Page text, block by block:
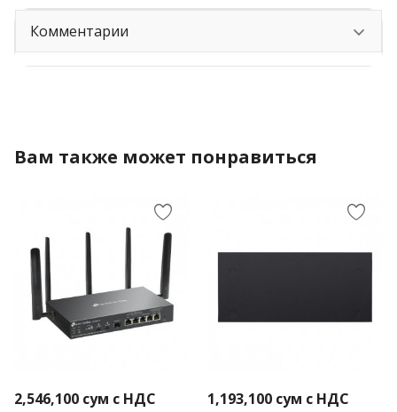
Комментарии
Вам также может понравиться
2,546,100 сум с НДС 1,193,100 сум с НДС